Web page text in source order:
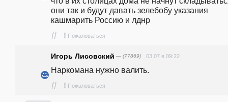
они так и будут давать зелебобу указания
кашмарить Россию и лднр
# ! Пожаловаться
Игорь Лисовский — (77869) 03.07 в 09:22
Наркомана нужно валить.
# ! Пожаловаться